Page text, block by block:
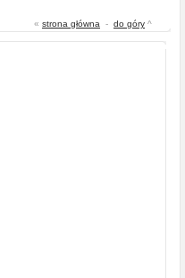
« strona główna - do góry ^